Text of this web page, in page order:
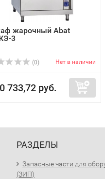
жарочный Abat
3
(0) Нет в наличии
733,72 руб.
РАЗДЕЛЫ
Запасные части для
(ЗИП)